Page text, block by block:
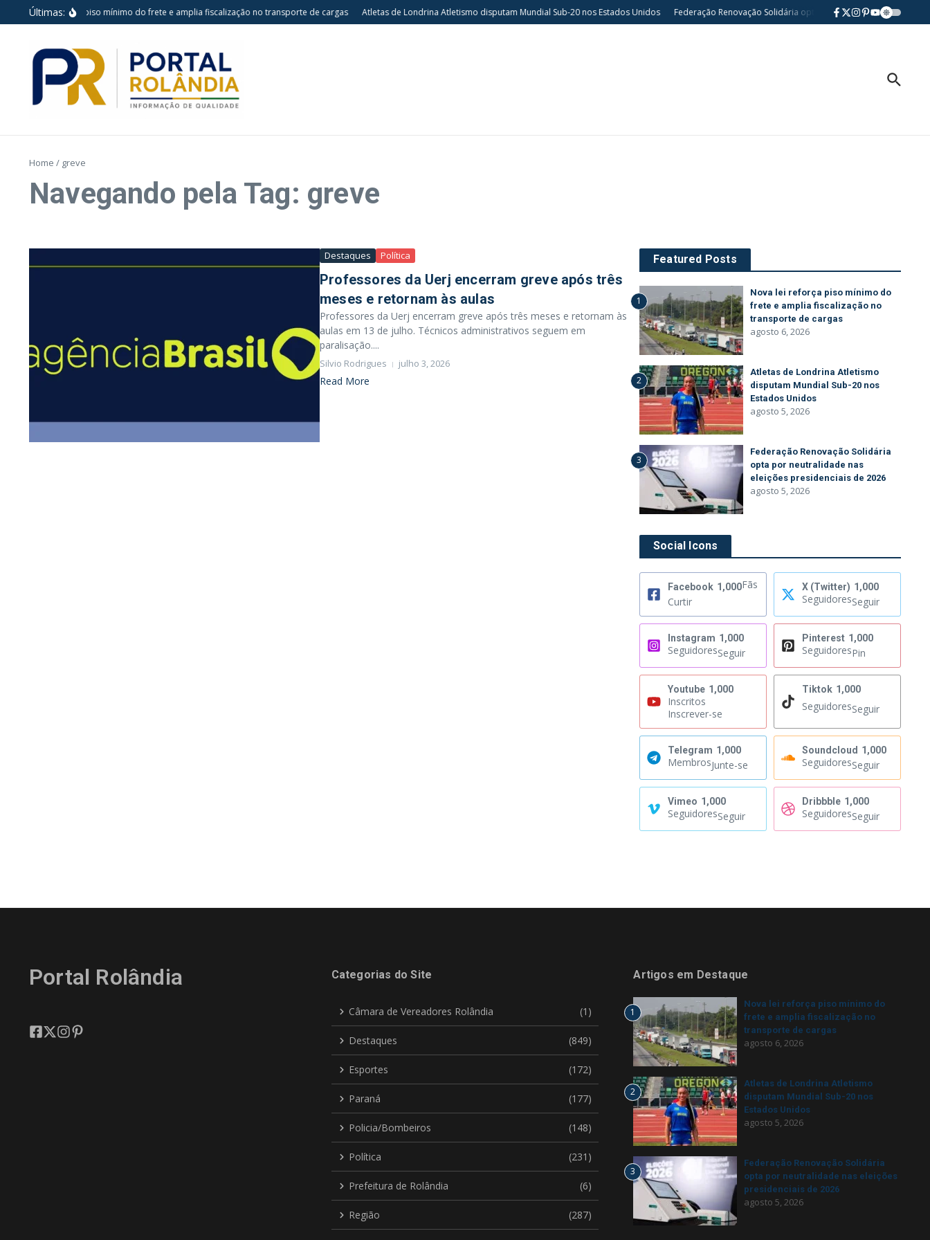
Ir para o conteúdo
Últimas:
Nova lei reforça piso mínimo do frete e amplia fiscalização no transporte de cargas Atletas de Londrina Atletismo disputam Mundial Sub-20 nos Estados Unidos Federação Renovação Solidária opta por neutralidade nas
Home / greve
Navegando pela Tag: greve
Destaques Política
Professores da Uerj encerram greve após três
meses e retornam às aulas
Professores da Uerj encerram greve após três meses e retornam às
aulas em 13 de julho. Técnicos administrativos seguem em
paralisação....
Silvio Rodrigues julho 3, 2026
Read More
Featured Posts
1
Nova lei reforça piso mínimo do
frete e amplia fiscalização no
transporte de cargas
agosto 6, 2026
2
Atletas de Londrina Atletismo
disputam Mundial Sub-20 nos
Estados Unidos
agosto 5, 2026
3
Federação Renovação Solidária
opta por neutralidade nas
eleições presidenciais de 2026
agosto 5, 2026
Social Icons
Facebook 1,000Fãs
Curtir
X (Twitter) 1,000
SeguidoresSeguir
Instagram 1,000
SeguidoresSeguir
Pinterest 1,000
SeguidoresPin
Youtube 1,000
Inscritos
Inscrever-se
Tiktok 1,000
SeguidoresSeguir
Telegram 1,000
MembrosJunte-se
Soundcloud 1,000
SeguidoresSeguir
Vimeo 1,000
SeguidoresSeguir
Dribbble 1,000
SeguidoresSeguir
Portal Rolândia Categorias do Site
Câmara de Vereadores Rolândia (1)
Destaques (849)
Esportes (172)
Paraná (177)
Policia/Bombeiros (148)
Política (231)
Prefeitura de Rolândia (6)
Região (287)
Artigos em Destaque
1
Nova lei reforça piso mínimo do
frete e amplia fiscalização no
transporte de cargas
agosto 6, 2026
2
Atletas de Londrina Atletismo
disputam Mundial Sub-20 nos
Estados Unidos
agosto 5, 2026
3
Federação Renovação Solidária
opta por neutralidade nas eleições
presidenciais de 2026
agosto 5, 2026